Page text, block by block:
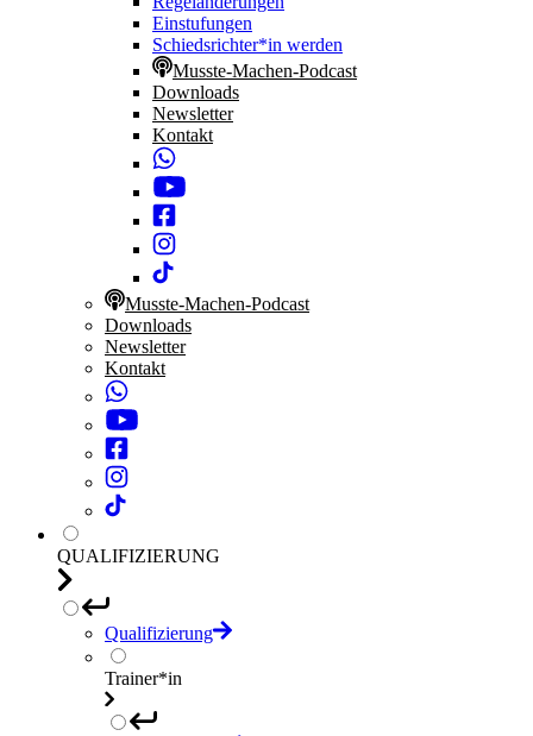
Einstufungen
Schiedsrichter*in werden
Musste-Machen-Podcast
Downloads
Newsletter
Kontakt
Musste-Machen-Podcast
Downloads
Newsletter
Kontakt
QUALIFIZIERUNG
Qualifizierung
Trainer*in